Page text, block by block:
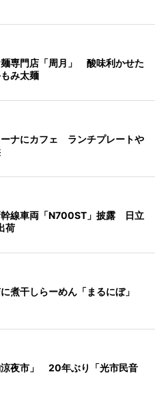
専門店「周月」 酸味利かせた
み太麺
ナにカフェ ランチプレートや
幹線車両「N700ST」披露 日立
荷
煮干しらーめん「まるにぼ」
涼夜市」 20年ぶり「光市民音